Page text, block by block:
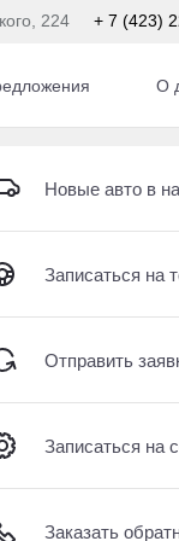
224 + 7 (423)
Получить
Отправить
Записаться на
Заказать
Рассчитать
Записаться на
Отправить
Заказать
О
Новые авто в
Записаться на
Отправить
Записаться на
Заказать